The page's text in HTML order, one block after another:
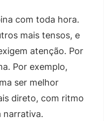
com toda hora.
mais tensos, e
atenção. Por
Por exemplo,
ser melhor
direto, com ritmo
narrativa.